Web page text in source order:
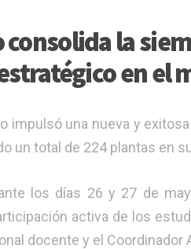
consolida la
en el
impulsó una nueva y
un total de 224 plantas en
los días 26 y 27 de
activa de los
docente y el Coordinador